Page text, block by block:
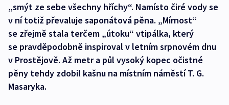
„smýt ze sebe všechny hříchy“. Namísto čiré vody se
v ní totiž převaluje saponátová pěna. „Mírnost“
se zřejmě stala terčem „útoku“ vtipálka, který
se pravděpodobně inspiroval v letním srpnovém dnu
v Prostějově. Až metr a půl vysoký kopec očistné
pěny tehdy zdobil kašnu na místním náměstí T. G.
Masaryka.